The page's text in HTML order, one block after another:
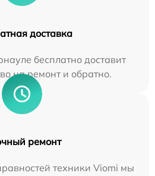
доставка
бесплатно доставит
на ремонт и обратно.
ремонт
техники Viomi мы